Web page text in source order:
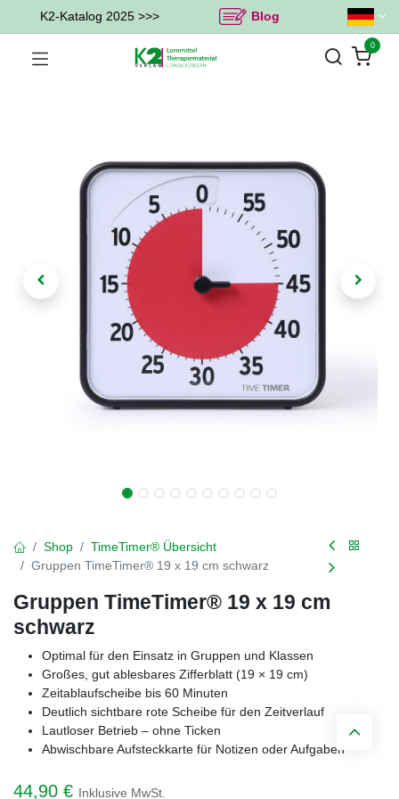
K2-Katalog 2025 >>> Blog
0
Shop
TimeTimer® Übersicht
Gruppen TimeTimer® 19 x 19 cm schwarz
Gruppen TimeTimer® 19 x 19 cm
schwarz
Optimal für den Einsatz in Gruppen und Klassen
Großes, gut ablesbares Zifferblatt (19 × 19 cm)
Zeitablaufscheibe bis 60 Minuten
Deutlich sichtbare rote Scheibe für den Zeitverlauf
Lautloser Betrieb – ohne Ticken
Abwischbare Aufsteckkarte für Notizen oder Aufgaben
44,90 € Inklusive MwSt.